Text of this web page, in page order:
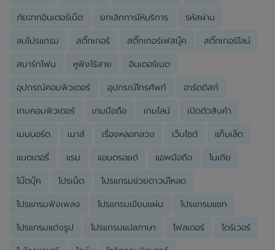
ภัยจากอินเตอร์เน็ต ยกเลิกการให้บริการ รหัสผ่าน
ลบโปรแกรม สติ๊กเกอร์ สติ๊กเกอร์เฟสบุ๊ค สติ๊กเกอร์ไลน์
สมาร์ทโฟน หูฟังไร้สาย อินเตอร์เนต
อุปกรณ์คอมพิวเตอร์ อุปกรณ์โทรศัพท์ ฮาร์ดดิสก์
เกมคอมพิวเตอร์ เกมมือถือ เกมไลน์ เปิดตัวสินค้า
เมนบอร์ด เมาส์ เรื่องหลอกลวง เว็บไซต์ แท็บเล็ต
แบตเตอรี่ แรม แอนดรอยด์ แอพมือถือ โนเกีย
โน๊ตบุ๊ค โปรเน็ต โปรแกรมช่วยดาวน์โหลด
โปรแกรมฟังเพลง โปรแกรมเขียนแผ่น โปรแกรมแชท
โปรแกรมแต่งรูป โปรแกรมแปลภาษา โฟลเดอร์ ไดร์เวอร์